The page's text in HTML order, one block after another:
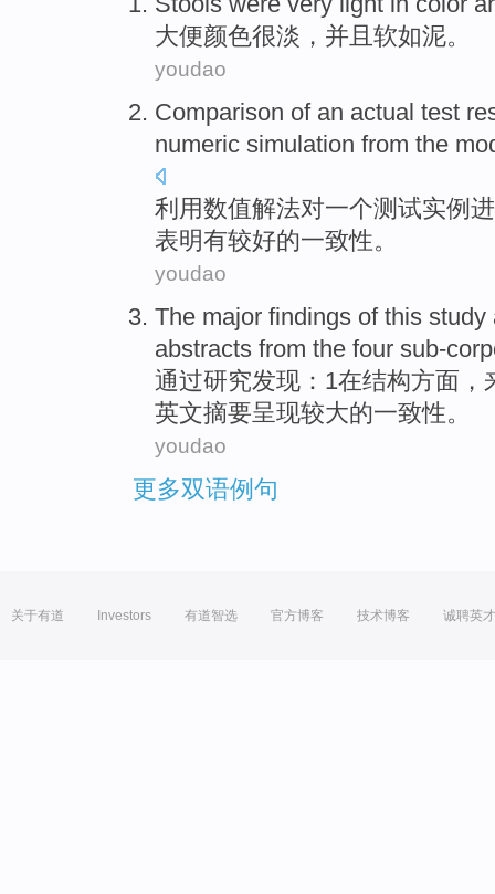
大便颜色很淡 ， 并且软如泥。
youdao
Comparison of an actual test
numeric simulation from the
利用数值解法对一个测试实例
表明有较好的一致性。
youdao
The major findings ofthis study
abstracts from the four sub-
通过研究发现 ： 1在结构方面 ，
英文摘要呈现较大的一致性。
youdao
更多双语例句
关于有道 Investors 有道智选 官方博客 技术博客 诚聘英才